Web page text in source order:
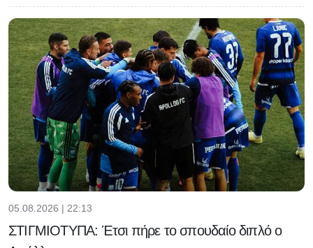
05.08.2026 | 22:13
ΣΤΙΓΜΙΟΤΥΠΑ: Έτσι πήρε το σπουδαίο διπλό ο